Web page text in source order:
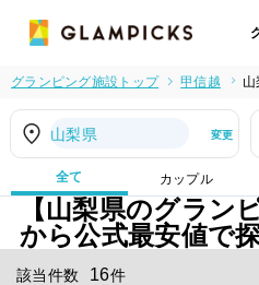
グランピング施設トップ 甲信越 山
山梨県 変更
全て カップル
【山梨県のグラン
から公式最安値で
該当件数 16件